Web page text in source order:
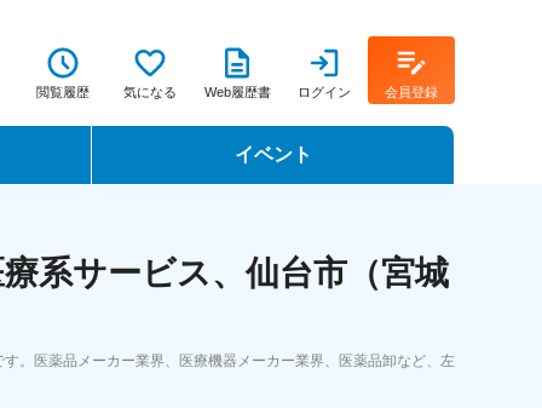
閲覧履歴 気になる Web履歴書 ログイン 会員登録
イベント
転職フェア
系サービス、仙台市（宮城
。医薬品メーカー業界、医療機器メーカー業界、医薬品卸など、左